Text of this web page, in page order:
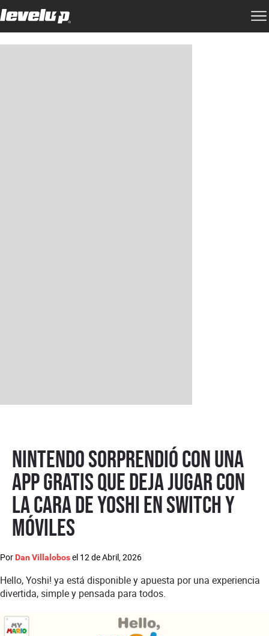
Nintendo sorprendió con una
app gratis que deja jugar con
la cara de Yoshi en Switch y
móviles
Por Dan Villalobosel 12 de Abril, 2026
Hello, Yoshi! ya está disponible y apuesta por una experiencia
divertida, simple y pensada para todos.